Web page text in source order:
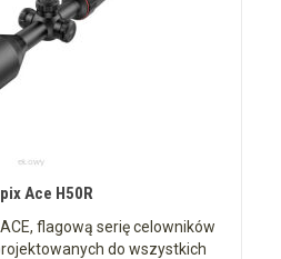
Ace H50R
flagową serię celowników
do wszystkich